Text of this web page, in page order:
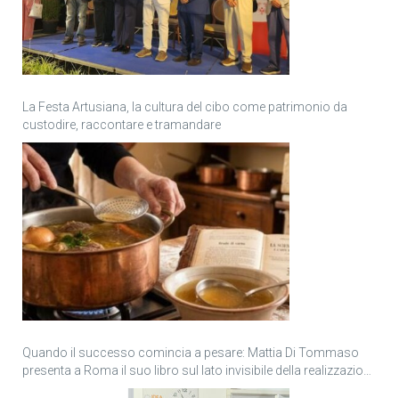
La Festa Artusiana, la cultura del cibo come patrimonio da
custodire, raccontare e tramandare
Quando il successo comincia a pesare: Mattia Di Tommaso
presenta a Roma il suo libro sul lato invisibile della realizzazione